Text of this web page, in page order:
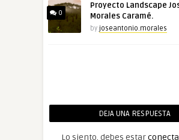
0
Proyecto Landscape
Morales Caramé.
by joseantonio.morales
DEJA UNA RESPUESTA
Lo siento, debes estar